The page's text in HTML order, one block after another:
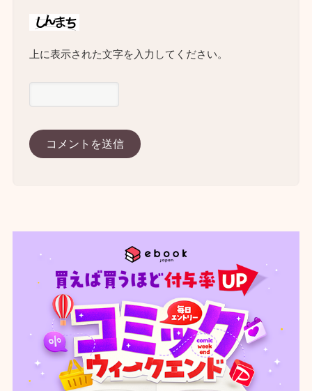
上に表示された文字を入力してください。